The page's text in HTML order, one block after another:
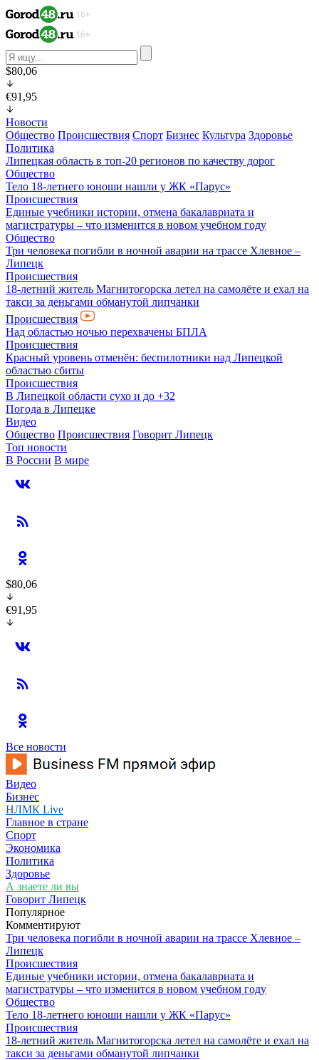
$80,06
€91,95
Новости
Общество Происшествия Спорт Бизнес Культура Здоровье
Политика
Липецкая область в топ-20 регионов по качеству дорог
Общество
Тело 18-летнего юноши нашли у ЖК «Парус»
Происшествия
Единые учебники истории, отмена бакалавриата и
магистратуры – что изменится в новом учебном году
Общество
Три человека погибли в ночной аварии на трассе Хлевное –
Липецк
Происшествия
18-летний житель Магнитогорска летел на самолёте и ехал на
такси за деньгами обманутой липчанки
Происшествия
Над областью ночью перехвачены БПЛА
Происшествия
Красный уровень отменён: беспилотники над Липецкой
областью сбиты
Происшествия
В Липецкой области сухо и до +32
Погода в Липецке
Видео
Общество Происшествия Говорит Липецк
Топ новости
В России В мире
$80,06
€91,95
Все новости
Видео
Бизнес
НЛМК Live
Главное в стране
Спорт
Экономика
Политика
Здоровье
А знаете ли вы
Говорит Липецк
Популярное
Комментируют
Три человека погибли в ночной аварии на трассе Хлевное –
Липецк
Происшествия
Единые учебники истории, отмена бакалавриата и
магистратуры – что изменится в новом учебном году
Общество
Тело 18-летнего юноши нашли у ЖК «Парус»
Происшествия
18-летний житель Магнитогорска летел на самолёте и ехал на
такси за деньгами обманутой липчанки